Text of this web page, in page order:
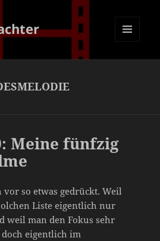
Meine fünfzig
vor so etwas gedrückt. Weil
Liste eigentlich nur
weil man den Fokus sehr
eigentlich im